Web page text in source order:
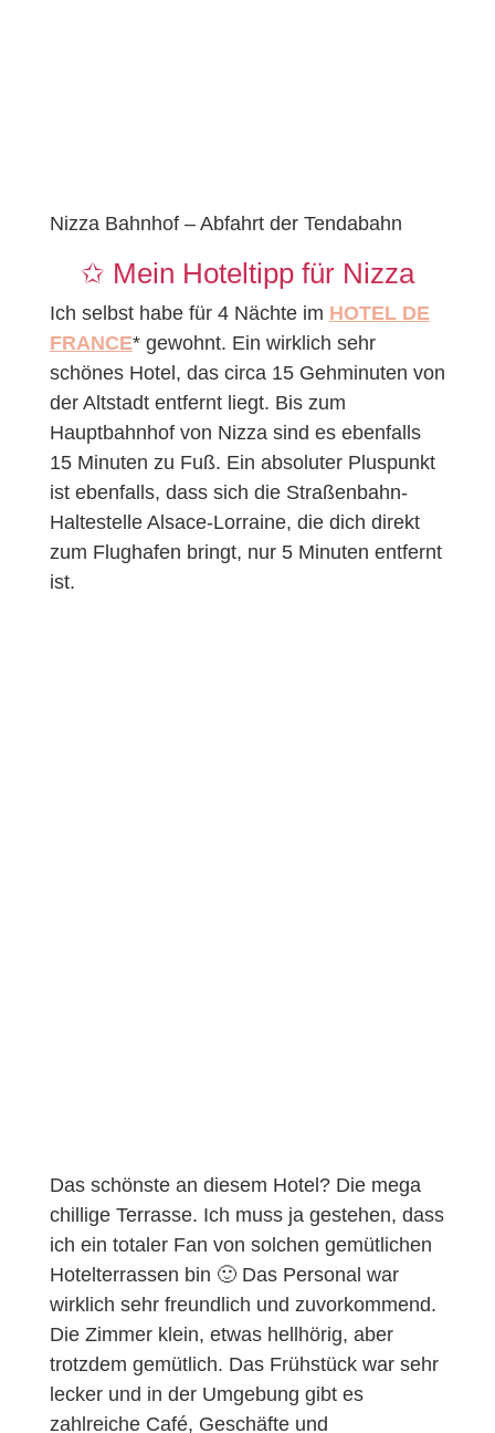
Nizza Bahnhof – Abfahrt der Tendabahn
✩ Mein Hoteltipp für Nizza
Ich selbst habe für 4 Nächte im HOTEL DE
FRANCE* gewohnt. Ein wirklich sehr
schönes Hotel, das circa 15 Gehminuten von
der Altstadt entfernt liegt. Bis zum
Hauptbahnhof von Nizza sind es ebenfalls
15 Minuten zu Fuß. Ein absoluter Pluspunkt
ist ebenfalls, dass sich die Straßenbahn-
Haltestelle Alsace-Lorraine, die dich direkt
zum Flughafen bringt, nur 5 Minuten entfernt
ist.
Das schönste an diesem Hotel? Die mega
chillige Terrasse. Ich muss ja gestehen, dass
ich ein totaler Fan von solchen gemütlichen
Hotelterrassen bin 🙂 Das Personal war
wirklich sehr freundlich und zuvorkommend.
Die Zimmer klein, etwas hellhörig, aber
trotzdem gemütlich. Das Frühstück war sehr
lecker und in der Umgebung gibt es
zahlreiche Café, Geschäfte und